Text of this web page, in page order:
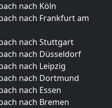
nach Köln
nach Frankfurt am
nach Stuttgart
nach Düsseldorf
nach Leipzig
nach Dortmund
nach Essen
nach Bremen